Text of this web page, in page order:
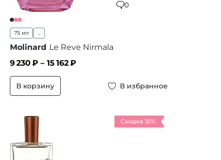
0
75 мл ...
Molinard Le Reve Nirmala
9 230₽ – 15 162₽
В корзину В избранное
Скидка 18%